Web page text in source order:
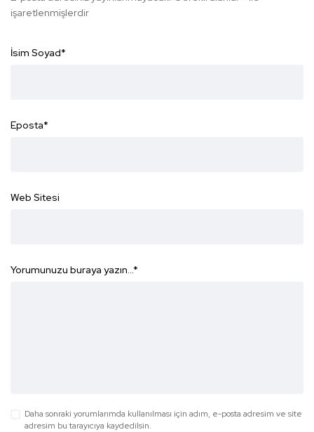
işaretlenmişlerdir
İsim Soyad*
Eposta*
Web Sitesi
Yorumunuzu buraya yazın...*
Daha sonraki yorumlarımda kullanılması için adım, e-posta adresim ve site
adresim bu tarayıcıya kaydedilsin.